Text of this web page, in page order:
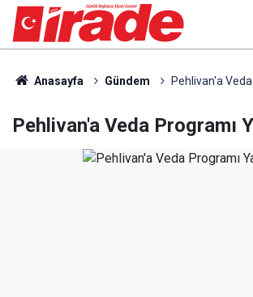
Anasayfa Gündem Pehlivan'a Veda
Pehlivan'a Veda Programı